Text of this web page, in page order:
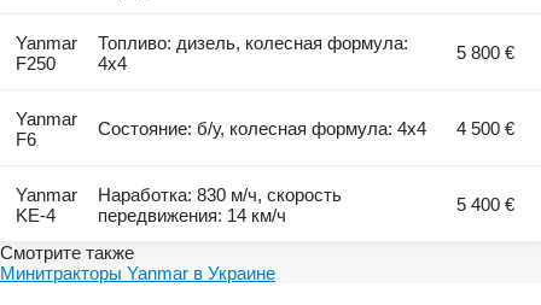
Yanmar
F250
Топливо: дизель, колесная формула:
4x4
5 800 €
Yanmar
F6
Состояние: б/у, колесная формула: 4x4 4 500 €
Yanmar
KE-4
Наработка: 830 м/ч, скорость
передвижения: 14 км/ч
5 400 €
Смотрите также
Минитракторы Yanmar в Украине